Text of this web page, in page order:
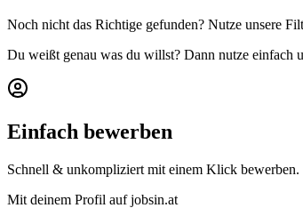
Noch nicht das Richtige gefunden? Nutze unsere
Du weißt genau was du willst? Dann nutze einfach
Einfach bewerben
Schnell & unkompliziert mit einem Klick bewerben.
Mit deinem Profil auf jobsin.at